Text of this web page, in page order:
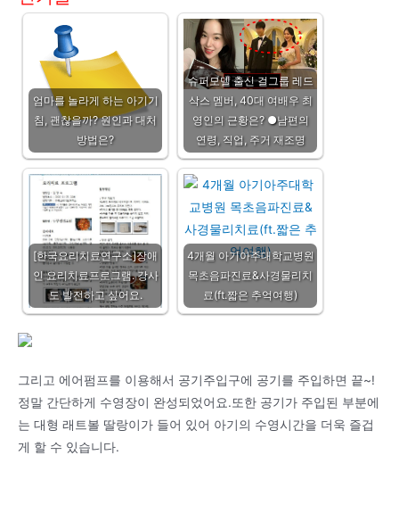
엄마를 놀라게 하는 아기기
침, 괜찮을까? 원인과 대처
방법은?
슈퍼모델 출신 걸그룹 레드
삭스 멤버, 40대 여배우 최
영인의 근황은? ●남편의
연령, 직업, 주거 재조명
[한국요리치료연구소]장애
인 요리치료프로그램. 강사
도 발전하고 싶어요.
4개월 아기아주대학교병원
목초음파진료&사경물리치
료(ft.짧은 추억여행)
그리고 에어펌프를 이용해서 공기주입구에 공기를 주입하면 끝~!
정말 간단하게 수영장이 완성되었어요.또한 공기가 주입된 부분에
는 대형 래트볼 딸랑이가 들어 있어 아기의 수영시간을 더욱 즐겁
게 할 수 있습니다.